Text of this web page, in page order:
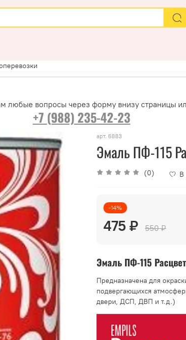
любые вопросы через форму внизу страницы
+7 (988) 235-42-23
арт. 6883
Эмаль ПФ-115
(0) В
-14%
475 ₽ 550 ₽
Эмаль ПФ-115 Расцвет
Предназначена для
подвергающихся
двери, ДСП, ДВП и т.д.)